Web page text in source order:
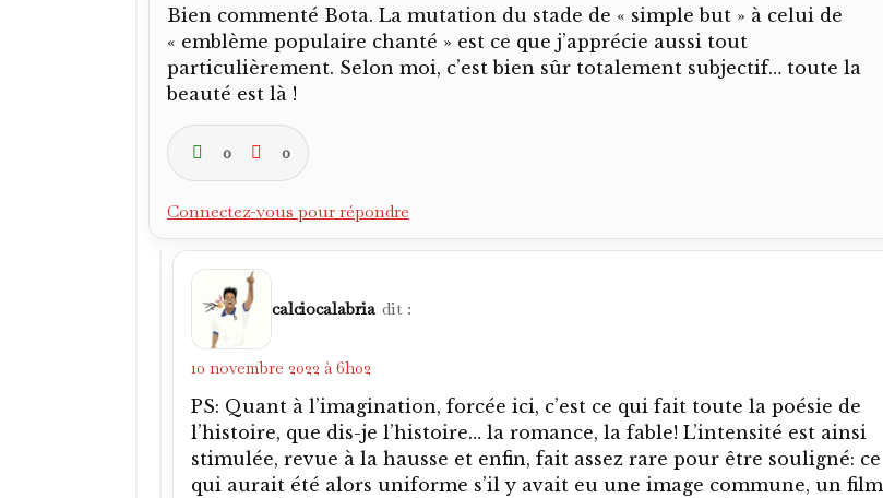
Bien commenté Bota. La mutation du stade de « simple but » à celui de
« emblème populaire chanté » est ce que j’apprécie aussi tout
particulièrement. Selon moi, c’est bien sûr totalement subjectif… toute la
beauté est là !
0 0
Connectez-vous pour répondre
calciocalabria dit :
10 novembre 2022 à 6h02
PS: Quant à l’imagination, forcée ici, c’est ce qui fait toute la poésie de
l’histoire, que dis-je l’histoire… la romance, la fable! L’intensité est ainsi
stimulée, revue à la hausse et enfin, fait assez rare pour être souligné: ce
qui aurait été alors uniforme s’il y avait eu une image commune, un film